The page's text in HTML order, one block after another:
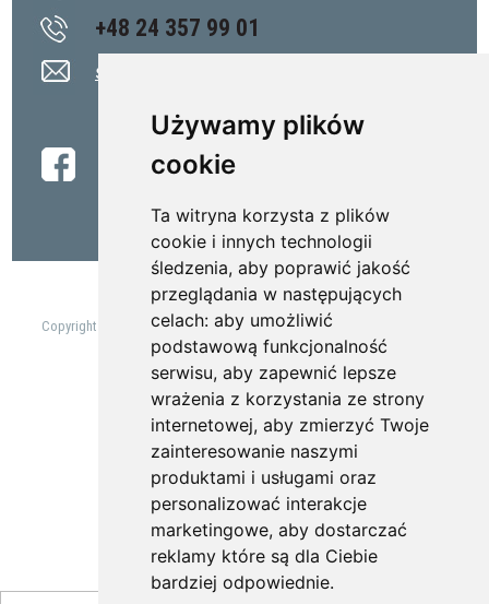
Używamy plików
cookie
Ta witryna korzysta z plików
cookie i innych technologii
śledzenia, aby poprawić jakość
przeglądania w następujących
celach: aby umożliwić
podstawową funkcjonalność
serwisu, aby zapewnić lepsze
wrażenia z korzystania ze strony
internetowej, aby zmierzyć Twoje
zainteresowanie naszymi
produktami i usługami oraz
personalizować interakcje
marketingowe, aby dostarczać
reklamy które są dla Ciebie
bardziej odpowiednie.
+48 24 357 99 01
sekretariat@amz.pl
Copyright 2022 AMZ-KUTNO S.A. Projektowanie oraz produkcja zabudów
specjalnych samochodów użytkowych.
Powered by Quick.CMSRealizacja:Verakom
Zaktualizuj preferencje dotyczące plików cookies